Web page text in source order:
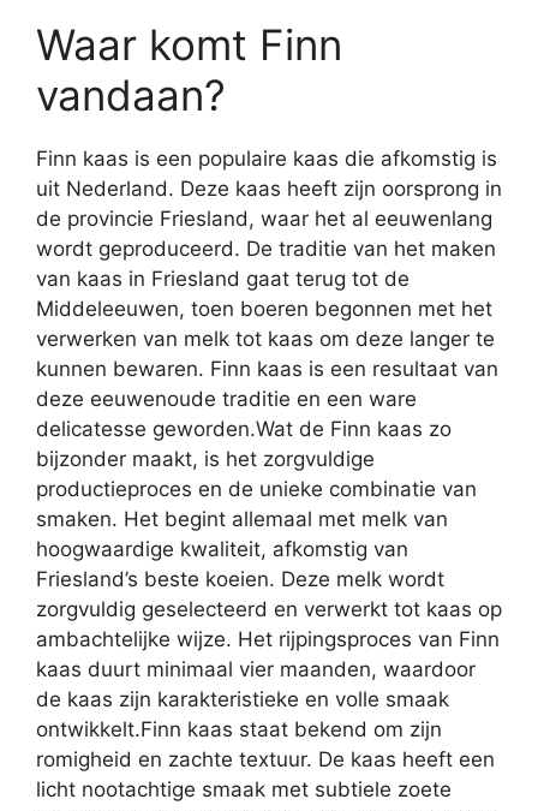
Waar komt Finn
vandaan?
Finn kaas is een populaire kaas die afkomstig is
uit Nederland. Deze kaas heeft zijn oorsprong in
de provincie Friesland, waar het al eeuwenlang
wordt geproduceerd. De traditie van het maken
van kaas in Friesland gaat terug tot de
Middeleeuwen, toen boeren begonnen met het
verwerken van melk tot kaas om deze langer te
kunnen bewaren. Finn kaas is een resultaat van
deze eeuwenoude traditie en een ware
delicatesse geworden.Wat de Finn kaas zo
bijzonder maakt, is het zorgvuldige
productieproces en de unieke combinatie van
smaken. Het begint allemaal met melk van
hoogwaardige kwaliteit, afkomstig van
Friesland’s beste koeien. Deze melk wordt
zorgvuldig geselecteerd en verwerkt tot kaas op
ambachtelijke wijze. Het rijpingsproces van Finn
kaas duurt minimaal vier maanden, waardoor
de kaas zijn karakteristieke en volle smaak
ontwikkelt.Finn kaas staat bekend om zijn
romigheid en zachte textuur. De kaas heeft een
licht nootachtige smaak met subtiele zoete